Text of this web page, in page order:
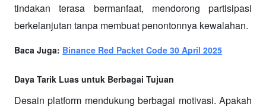
tindakan terasa bermanfaat, mendorong partisipasi
berkelanjutan tanpa membuat penontonnya kewalahan.
Baca Juga: Binance Red Packet Code 30 April 2025
Daya Tarik Luas untuk Berbagai Tujuan
Desain platform mendukung berbagai motivasi. Apakah